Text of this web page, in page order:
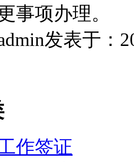
更事项办理
发表于：
作签证